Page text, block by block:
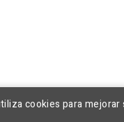
cookies para